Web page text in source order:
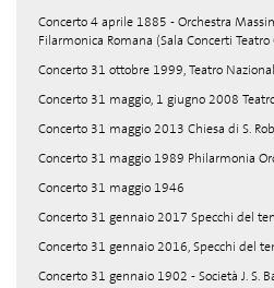
Concerto 4 aprile 1885 - Orchestra
Filarmonica Romana (Sala Concerti Teatro
Concerto 31 ottobre 1999, Teatro
Concerto 31 maggio, 1 giugno 2008
Concerto 31 maggio 2013 Chiesa di S.
Concerto 31 maggio 1989 Philarmonia
Concerto 31 maggio 1946
Concerto 31 gennaio 2017 Specchi del
Concerto 31 gennaio 2016, Specchi del
Concerto 31 gennaio 1902 - Società J. S.